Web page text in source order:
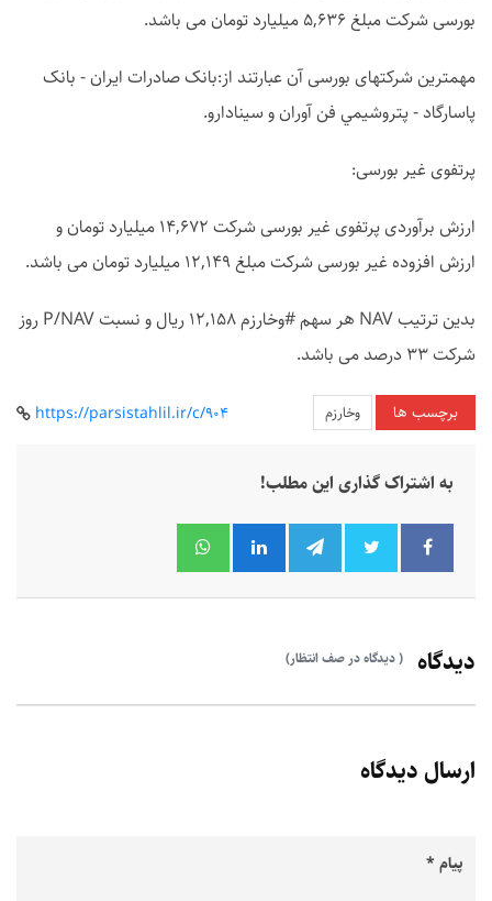
بورسی شرکت مبلغ 5,636 میلیارد تومان می باشد.
مهمترین شرکتهای بورسی آن عبارتند از:بانک صادرات ايران - بانک
پاسارگاد - پتروشيمي فن آوران و سينادارو.
پرتفوی غیر بورسی:
ارزش برآوردی پرتفوی غیر بورسی شرکت 14,672 میلیارد تومان و
ارزش افزوده غیر بورسی شرکت مبلغ 12,149 میلیارد تومان می باشد.
بدین ترتیب NAV هر سهم #وخارزم 12,158 ریال و نسبت P/NAV روز
شرکت 33 درصد می باشد.
برچسب ها وخارزم https://parsistahlil.ir/c/904
به اشتراک گذاری این مطلب!
دیدگاه ( دیدگاه در صف انتظار)
ارسال دیدگاه